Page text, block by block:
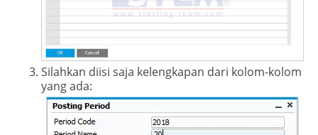
Silahkan diisi saja kelengkapan dari kolom-kolom
yang ada: